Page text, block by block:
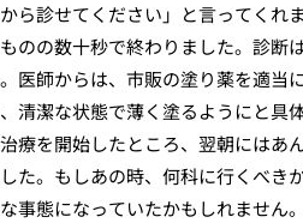
ら診せてください」と言ってくれ
のの数十秒で終わりました。診断
医師からは、市販の塗り薬を適当
清潔な状態で薄く塗るようにと具
療を開始したところ、翌朝にはあ
た。もしあの時、何科に行くべき
事態になっていたかもしれません